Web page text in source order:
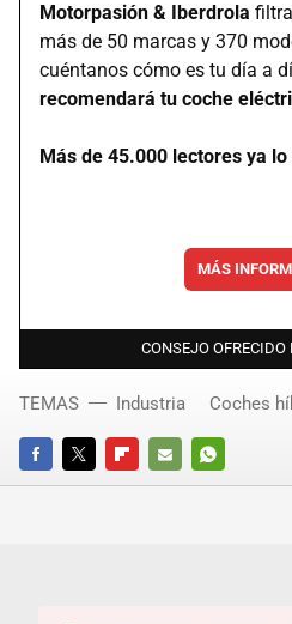
Motorpasión & Iberdrola
más de 50 marcas y 370
cuéntanos cómo es tu día a
recomendará tu coche
Más de 45.000 lectores ya
MÁS
CONSEJO OFRECIDO
FACEBOOKTWITTERFLIPBOARD
E-
WHATSAPP
TEMAS Industria Coches